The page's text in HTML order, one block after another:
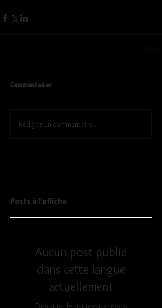
Commentaires
Rédigez un commentaire...
Posts à l'affiche
Aucun post publié
dans cette langue
actuellement